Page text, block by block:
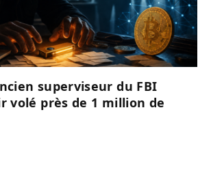
superviseur du FBI
volé près de 1 million de